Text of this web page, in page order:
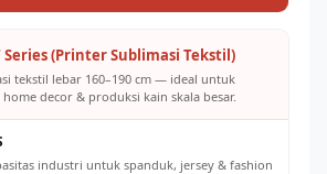
Series (Printer Sublimasi Tekstil)
tekstil lebar 160–190 cm — ideal untuk
decor & produksi kain skala besar.
industri untuk spanduk, jersey & fashion